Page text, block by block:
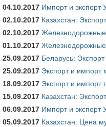
04.10.2017 Импорт и экспорт
02.10.2017 Казахстан:
02.10.2017 Железнодорожные
01.10.2017 Железнодорожные
25.09.2017 Беларусь:
25.09.2017 Экспорт и
18.09.2017 Экспорт и
15.09.2017 Казахстан:
06.09.2017 Импорт и экспорт
05.09.2017 Казахстан: Цена